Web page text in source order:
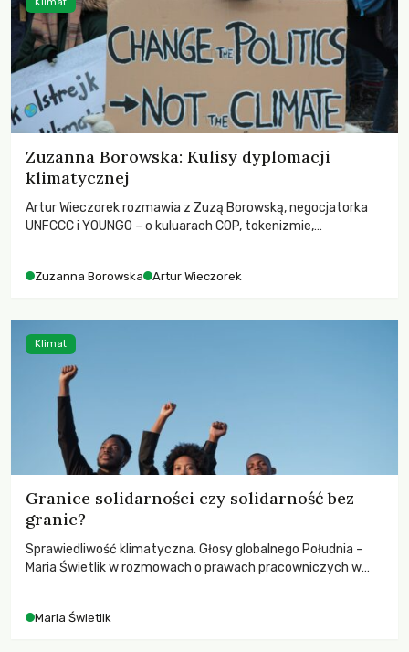
Zuzanna Borowska: Kulisy dyplomacji
klimatycznej
Artur Wieczorek rozmawia z Zuzą Borowską, negocjatorka
UNFCCC i YOUNGO – o kuluarach COP, tokenizmie,
Zuzanna Borowska Artur Wieczorek
Granice solidarności czy solidarność bez
granic?
Sprawiedliwość klimatyczna. Głosy globalnego Południa –
Maria Świetlik w rozmowach o prawach pracowniczych w
Maria Świetlik
Klimat